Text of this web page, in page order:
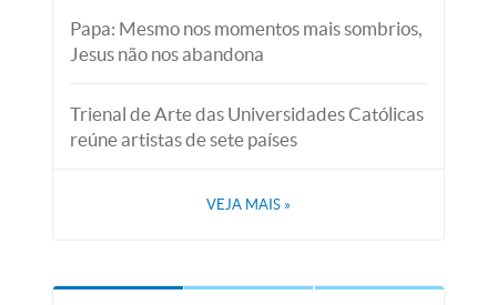
Papa: Mesmo nos momentos mais sombrios,
Jesus não nos abandona
Trienal de Arte das Universidades Católicas
reúne artistas de sete países
VEJA MAIS »